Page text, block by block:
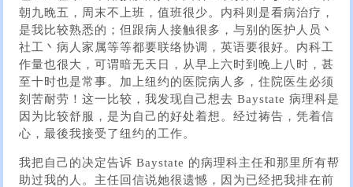
朝九晚五，周末不上班，值班很少。内科则是看病治疗，
是我比较熟悉的；但跟病人接触很多，与别的医护人员丶
社工丶病人家属等等都要联络协调，英语要很好。内科工
作量也很大，可谓暗无天日，从早上六时到晚上八时，甚
至十时也是常事。加上纽约的医院病人多，住院医生必须
刻苦耐劳！这一比较，我发现自己想去 Baystate 病理科是
因为比较舒服，是为自己的好处着想。经过祷告，凭着信
心，最後我接受了纽约的工作。
我把自己的决定告诉 Baystate 的病理科主任和那里所有帮
助过我的人。主任回信说她很遗憾，因为已经把我排在前